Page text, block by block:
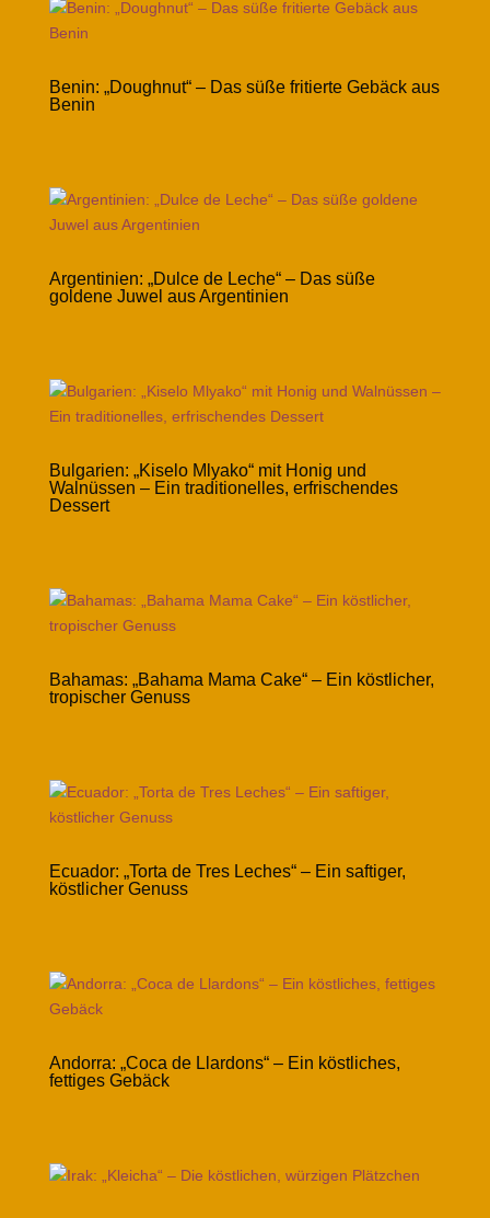
Benin: „Doughnut“ – Das süße fritierte Gebäck aus
Benin
Argentinien: „Dulce de Leche“ – Das süße
goldene Juwel aus Argentinien
Bulgarien: „Kiselo Mlyako“ mit Honig und
Walnüssen – Ein traditionelles, erfrischendes
Dessert
Bahamas: „Bahama Mama Cake“ – Ein köstlicher,
tropischer Genuss
Ecuador: „Torta de Tres Leches“ – Ein saftiger,
köstlicher Genuss
Andorra: „Coca de Llardons“ – Ein köstliches,
fettiges Gebäck